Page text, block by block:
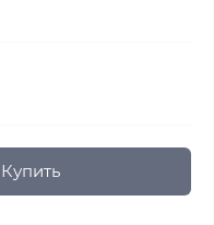
Купить